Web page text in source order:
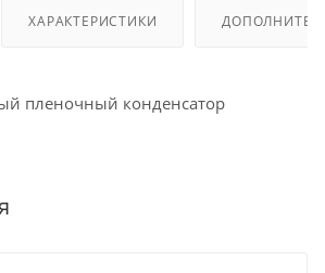
ХАРАКТЕРИСТИКИ
пленочный конденсатор